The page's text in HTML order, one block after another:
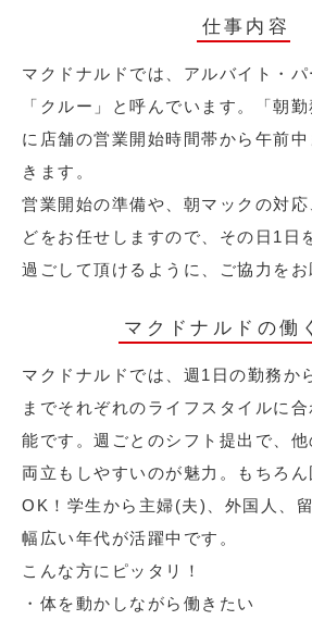
仕事内容
マクドナルドでは、アルバイト・
「クルー」と呼んでいます。「朝
に店舗の営業開始時間帯から午前
きます。
営業開始の準備や、朝マックの対
どをお任せしますので、その日1日
過ごして頂けるように、ご協力をお
マクドナルドの働
マクドナルドでは、週1日の勤務か
までそれぞれのライフスタイルに
能です。週ごとのシフト提出で、他
両立もしやすいのが魅力。もちろ
OK！学生から主婦(夫)、外国人、
幅広い年代が活躍中です。
こんな方にピッタリ！
・体を動かしながら働きたい